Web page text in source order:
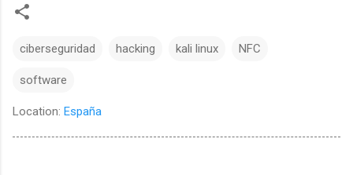
ciberseguridad hacking kali linux NFC
software
Location: España